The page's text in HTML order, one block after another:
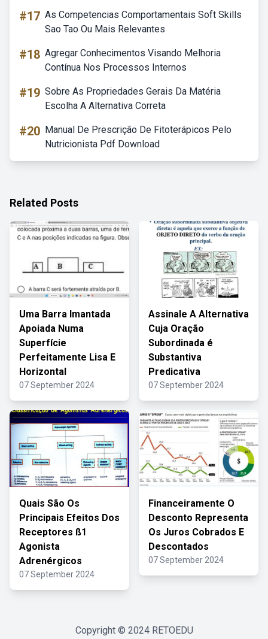
#17 As Competencias Comportamentais Soft Skills
Sao Tao Ou Mais Relevantes
#18 Agregar Conhecimentos Visando Melhoria
Contínua Nos Processos Internos
#19 Sobre As Propriedades Gerais Da Matéria
Escolha A Alternativa Correta
#20 Manual De Prescrição De Fitoterápicos Pelo
Nutricionista Pdf Download
Related Posts
Uma Barra Imantada
Apoiada Numa
Superfície
Perfeitamente Lisa E
Horizontal
07 September 2024
Assinale A Alternativa
Cuja Oração
Subordinada é
Substantiva
Predicativa
07 September 2024
Quais São Os
Principais Efeitos Dos
Receptores ß1
Agonista
Adrenérgicos
07 September 2024
Financeiramente O
Desconto Representa
Os Juros Cobrados E
Descontados
07 September 2024
Copyright © 2024 RETOEDU